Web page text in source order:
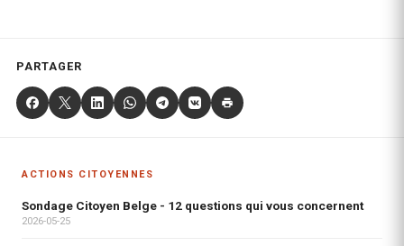
PARTAGER
ACTIONS CITOYENNES
Sondage Citoyen Belge - 12 questions qui vous concernent
2026-05-25